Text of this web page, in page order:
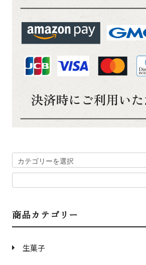
商品カテゴリー
生菓子